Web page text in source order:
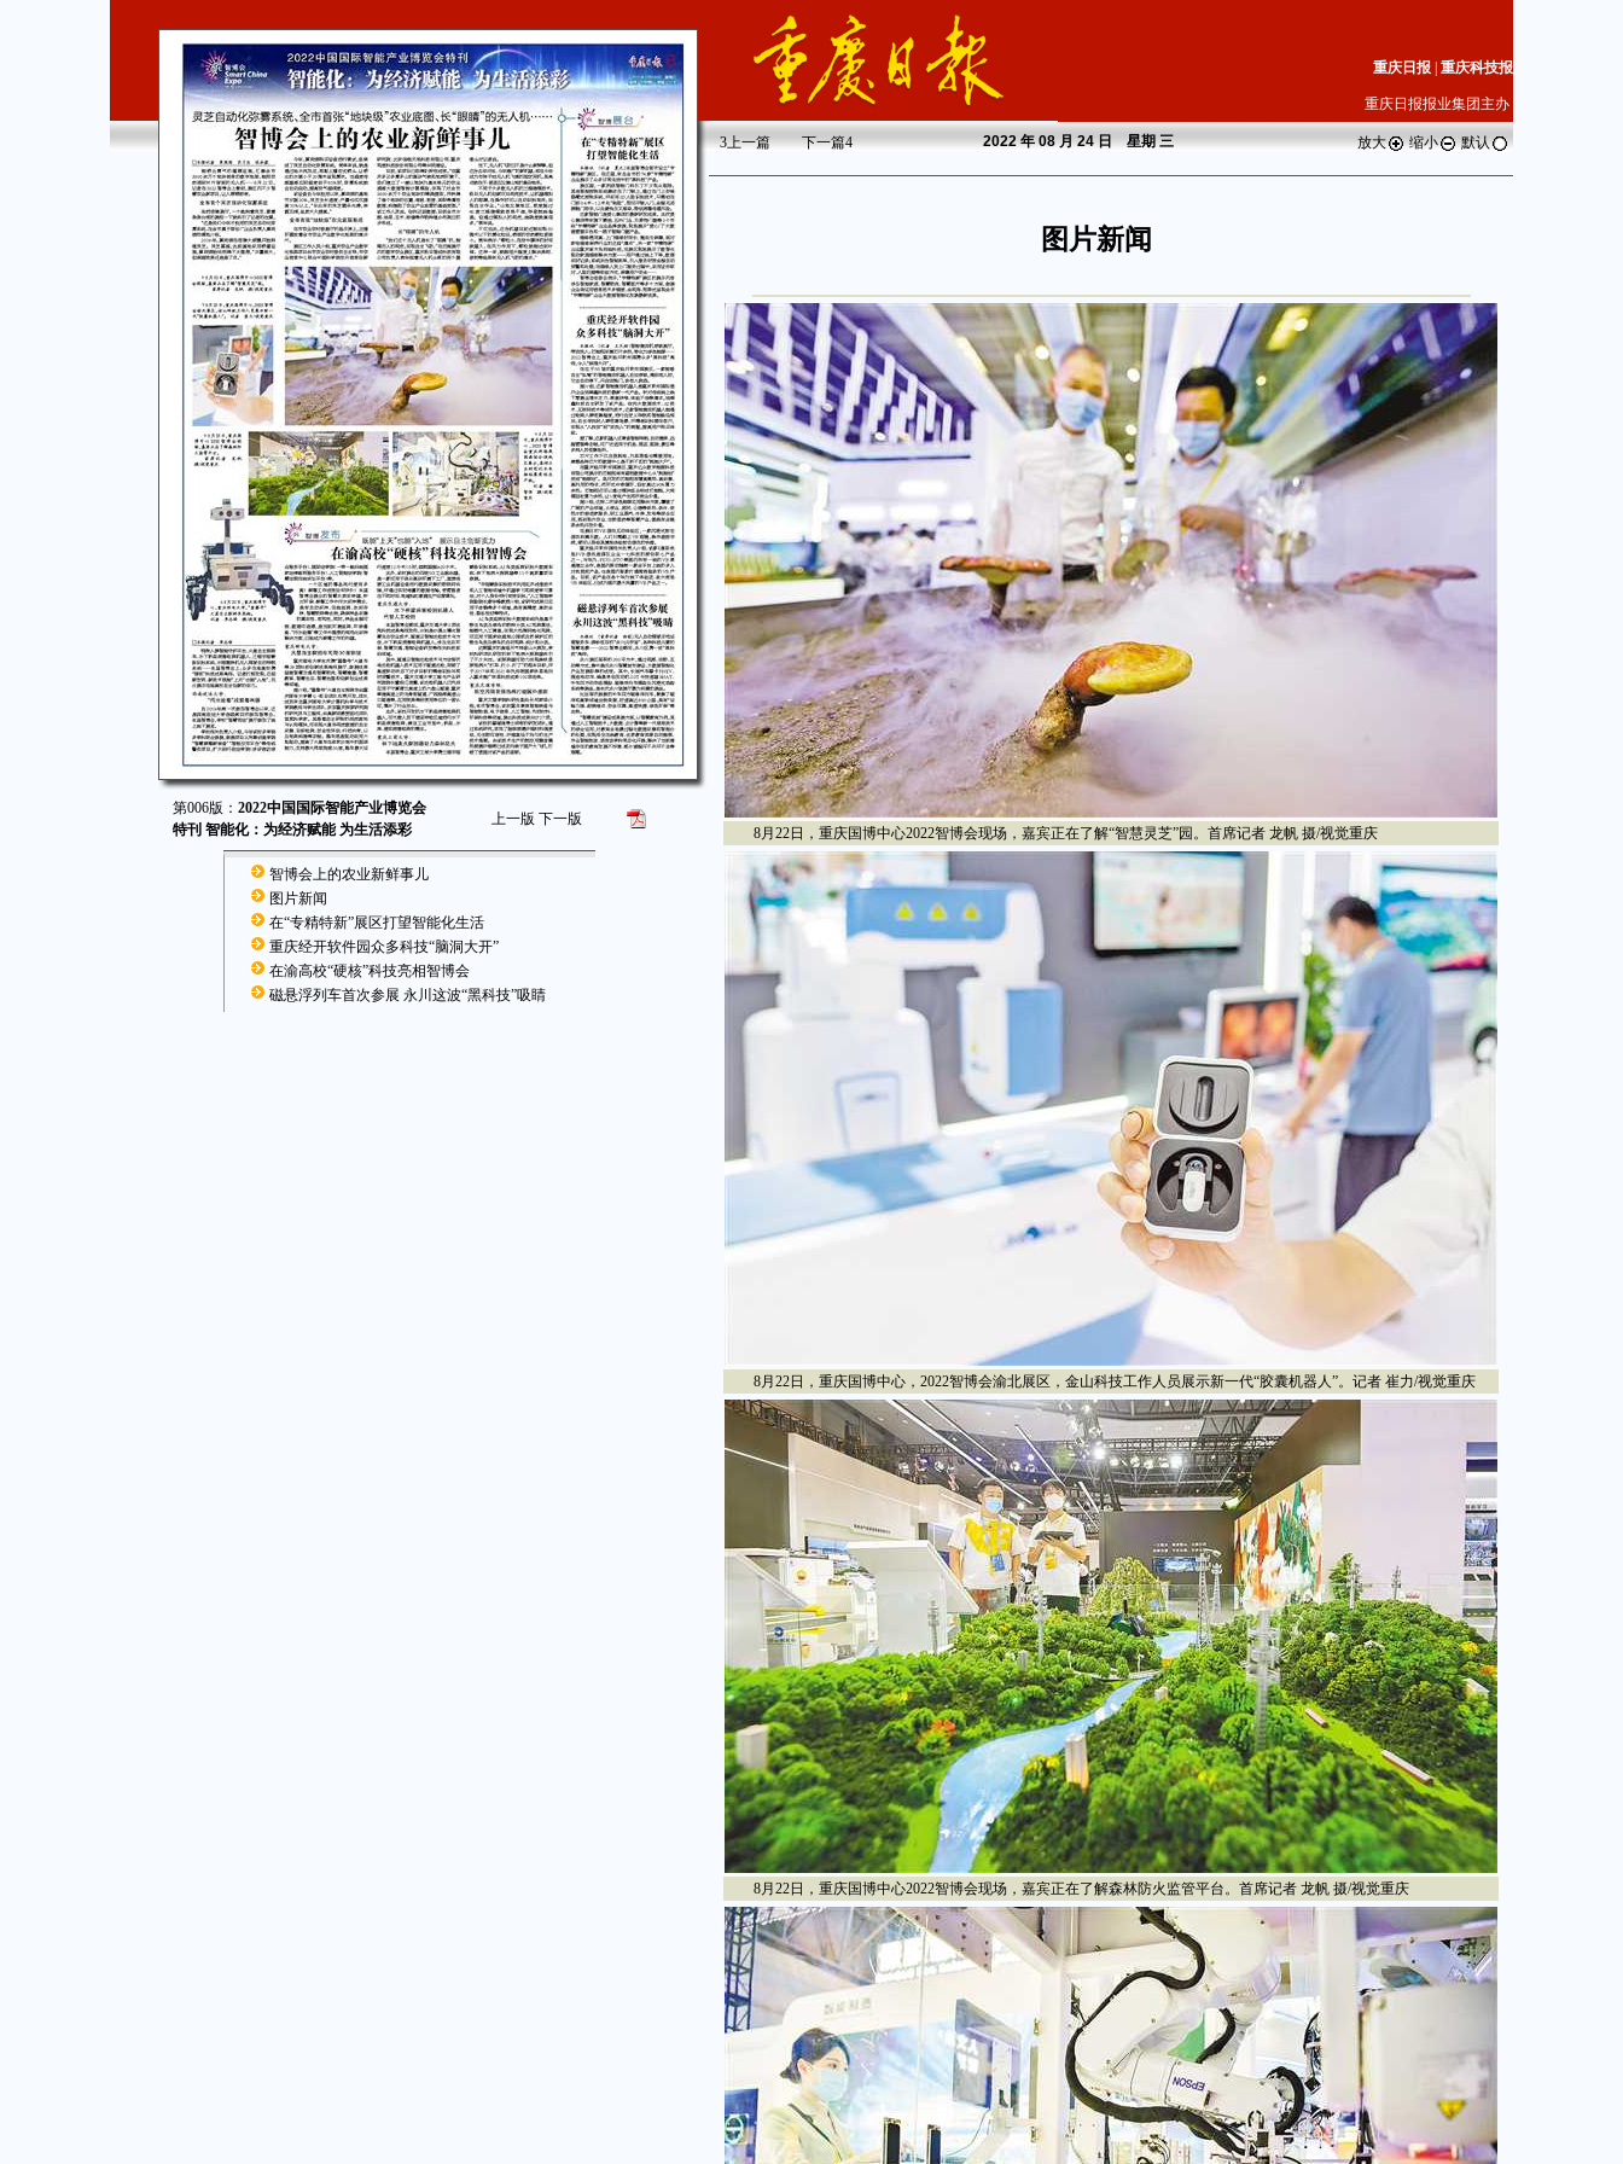
第006版： 2022中国国际智能产业博览会
特刊 智能化：为经济赋能 为生活添彩
上一版 下一版
智博会上的农业新鲜事儿
图片新闻
在“专精特新”展区打望智能化生活
重庆经开软件园众多科技“脑洞大开”
在渝高校“硬核”科技亮相智博会
磁悬浮列车首次参展 永川这波“黑科技”吸睛
重庆日报 重庆科技报
重庆日报报业集团主办
3上一篇 下一篇4 2022年 08 月 24 日 星期三 放大 缩小 默认
图片新闻
8月22日，重庆国博中心2022智博会现场，嘉宾正在了解“智慧灵芝”园。首席记者 龙帆 摄/视觉重庆
8月22日，重庆国博中心，2022智博会渝北展区，金山科技工作人员展示新一代“胶囊机器人”。记者 崔力/视觉重庆
8月22日，重庆国博中心2022智博会现场，嘉宾正在了解森林防火监管平台。首席记者 龙帆 摄/视觉重庆